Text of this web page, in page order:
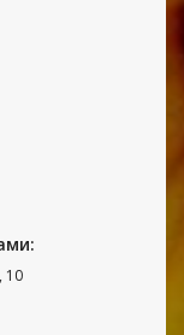
10